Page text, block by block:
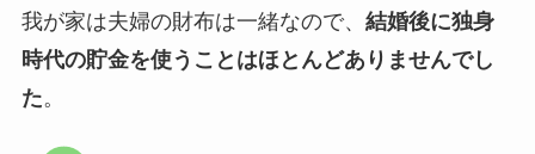
我が家は夫婦の財布は一緒なので、 結婚後に独身
時代の貯金を使うことはほとんどありませんでし
た。